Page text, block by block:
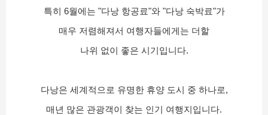
특히 6월에는 "다낭 항공료"와 "다낭 숙박료"가
매우 저렴해져서 여행자들에게는 더할
나위 없이 좋은 시기입니다.
다낭은 세계적으로 유명한 휴양 도시 중 하나로,
매년 많은 관광객이 찾는 인기 여행지입니다.